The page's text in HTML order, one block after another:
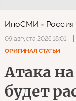
ИноСМИ Россия
09 августа 2026 18:01
ОРИГИНАЛ СТАТЬИ
Атака
будет